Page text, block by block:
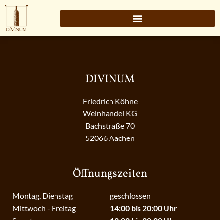
DIVINUM
Friedrich Köhne
Weinhandel KG
Bachstraße 70
52066 Aachen
Öffnungszeiten
Montag, Dienstag
Mittwoch - Freitag
geschlossen
14:00 bis 20:00 Uhr